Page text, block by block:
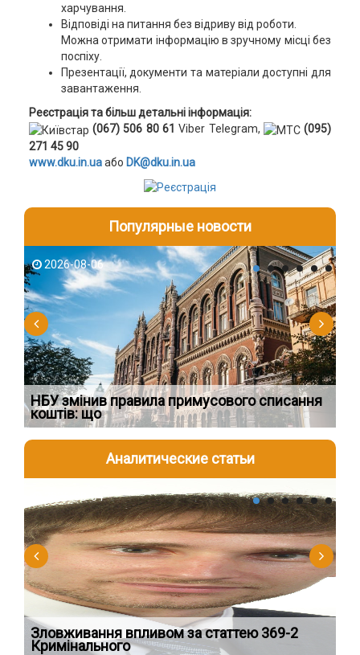
харчування.
Відповіді на питання без відриву від роботи.
Можна отримати інформацію в зручному місці без
поспіху.
Презентації, документи та матеріали доступні для
завантаження.
Реєстрація та більш детальні інформація:
(067) 506 80 61Viber Telegram,
(095)
271 45 90
www.dku.in.uaабо DK@dku.in.ua
Популярные новости
2026-08-06
НБУ змінив правила примусового списання
коштів: що
Аналитические статьи
2026-08-04
Зловживання впливом за статтею 369-2
Кримінального